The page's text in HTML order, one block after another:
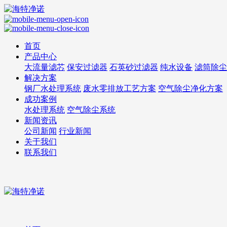
首页
产品中心
大流量滤芯 保安过滤器 石英砂过滤器 纯水设备 滤筒除
解决方案
钢厂水处理系统 废水零排放工艺方案 空气除尘净化方案
成功案例
水处理系统 空气除尘系统
新闻资讯
公司新闻 行业新闻
关于我们
联系我们